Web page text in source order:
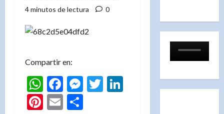
4 minutos de lectura
0
Compartir en:
WhatsApp
Facebook
Messenger
TwitterLinkedIn
Pinterest
Email